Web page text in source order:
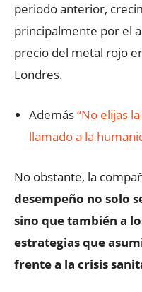
periodo anterior,
principalmente por el
precio del metal rojo
Londres.
Además“No elijas
llamado a la
No obstante, la
desempeño no solo
sino que también a
estrategias que
frente a la crisis